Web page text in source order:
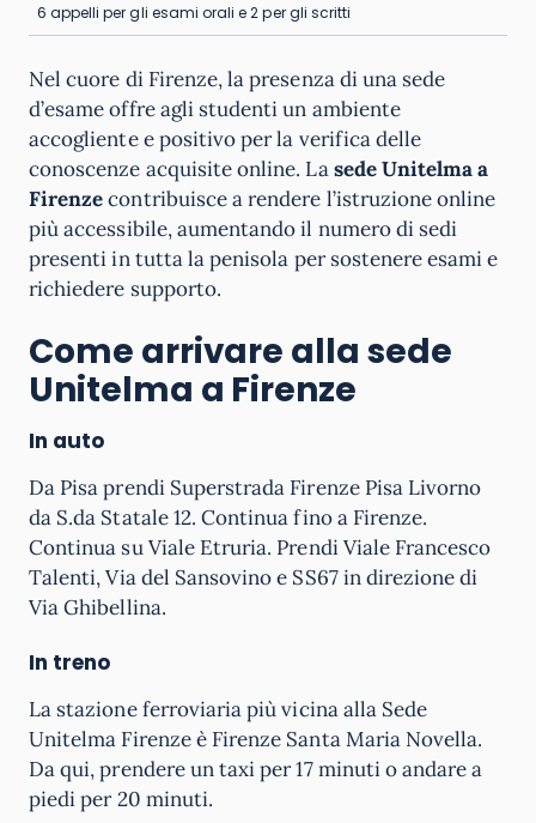
6 appelli per gli esami orali e 2 per gli scritti
Nel cuore di Firenze, la presenza di una sede
d’esame offre agli studenti un ambiente
accogliente e positivo per la verifica delle
conoscenze acquisite online. Lasede Unitelma a
Firenzecontribuisce a rendere l’istruzione online
più accessibile, aumentando il numero di sedi
presenti in tutta la penisola per sostenere esami e
richiedere supporto.
Come arrivare alla sede
Unitelma a Firenze
In auto
Da Pisa prendi Superstrada Firenze Pisa Livorno
da S.da Statale 12. Continua fino a Firenze.
Continua su Viale Etruria. Prendi Viale Francesco
Talenti, Via del Sansovino e SS67 in direzione di
Via Ghibellina.
In treno
La stazione ferroviaria più vicina alla Sede
Unitelma Firenze è Firenze Santa Maria Novella.
Da qui, prendere un taxi per 17 minuti o andare a
piedi per 20 minuti.